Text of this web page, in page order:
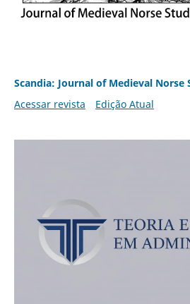
Scandia: Journal of Medieval Norse
Acessar revista
Edição Atual